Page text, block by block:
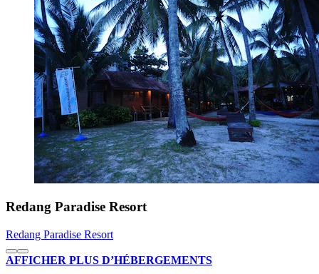
Redang Paradise Resort
Redang Paradise Resort
AFFICHER PLUS D’HÉBERGEMENTS